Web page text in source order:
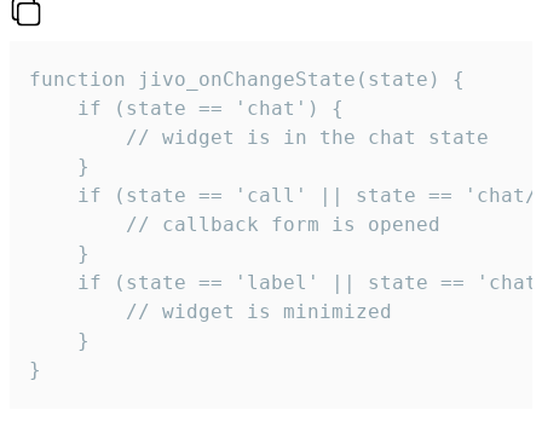
function jivo_onChangeState(state) {
    if (state == 'chat') {
        // widget is in the chat state
    }
if (state == 'call' || state ==
        // callback form is opened
    }
if (state == 'label' || state ==
        // widget is minimized
    }
}